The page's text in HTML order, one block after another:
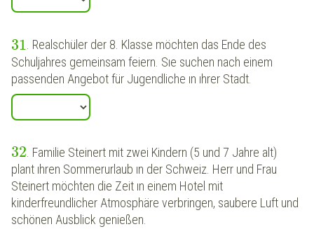
31. Realschüler der 8. Klasse möchten das Ende des
Schuljahres gemeinsam feiern. Sıe suchen nach einem
passenden Angebot für Jugendliche ın ıhrer Stadt.
32 . Familie Steinert mit zwei Kindern (5 und 7 Jahre alt)
plant ıhren Sommerurlaub ın der Schweiz. Herr und Frau
Steinert möchten die Zeit ın einem Hotel mit
kinderfreundlicher Atmosphäre verbringen, saubere Luft und
schönen Ausblick genießen.